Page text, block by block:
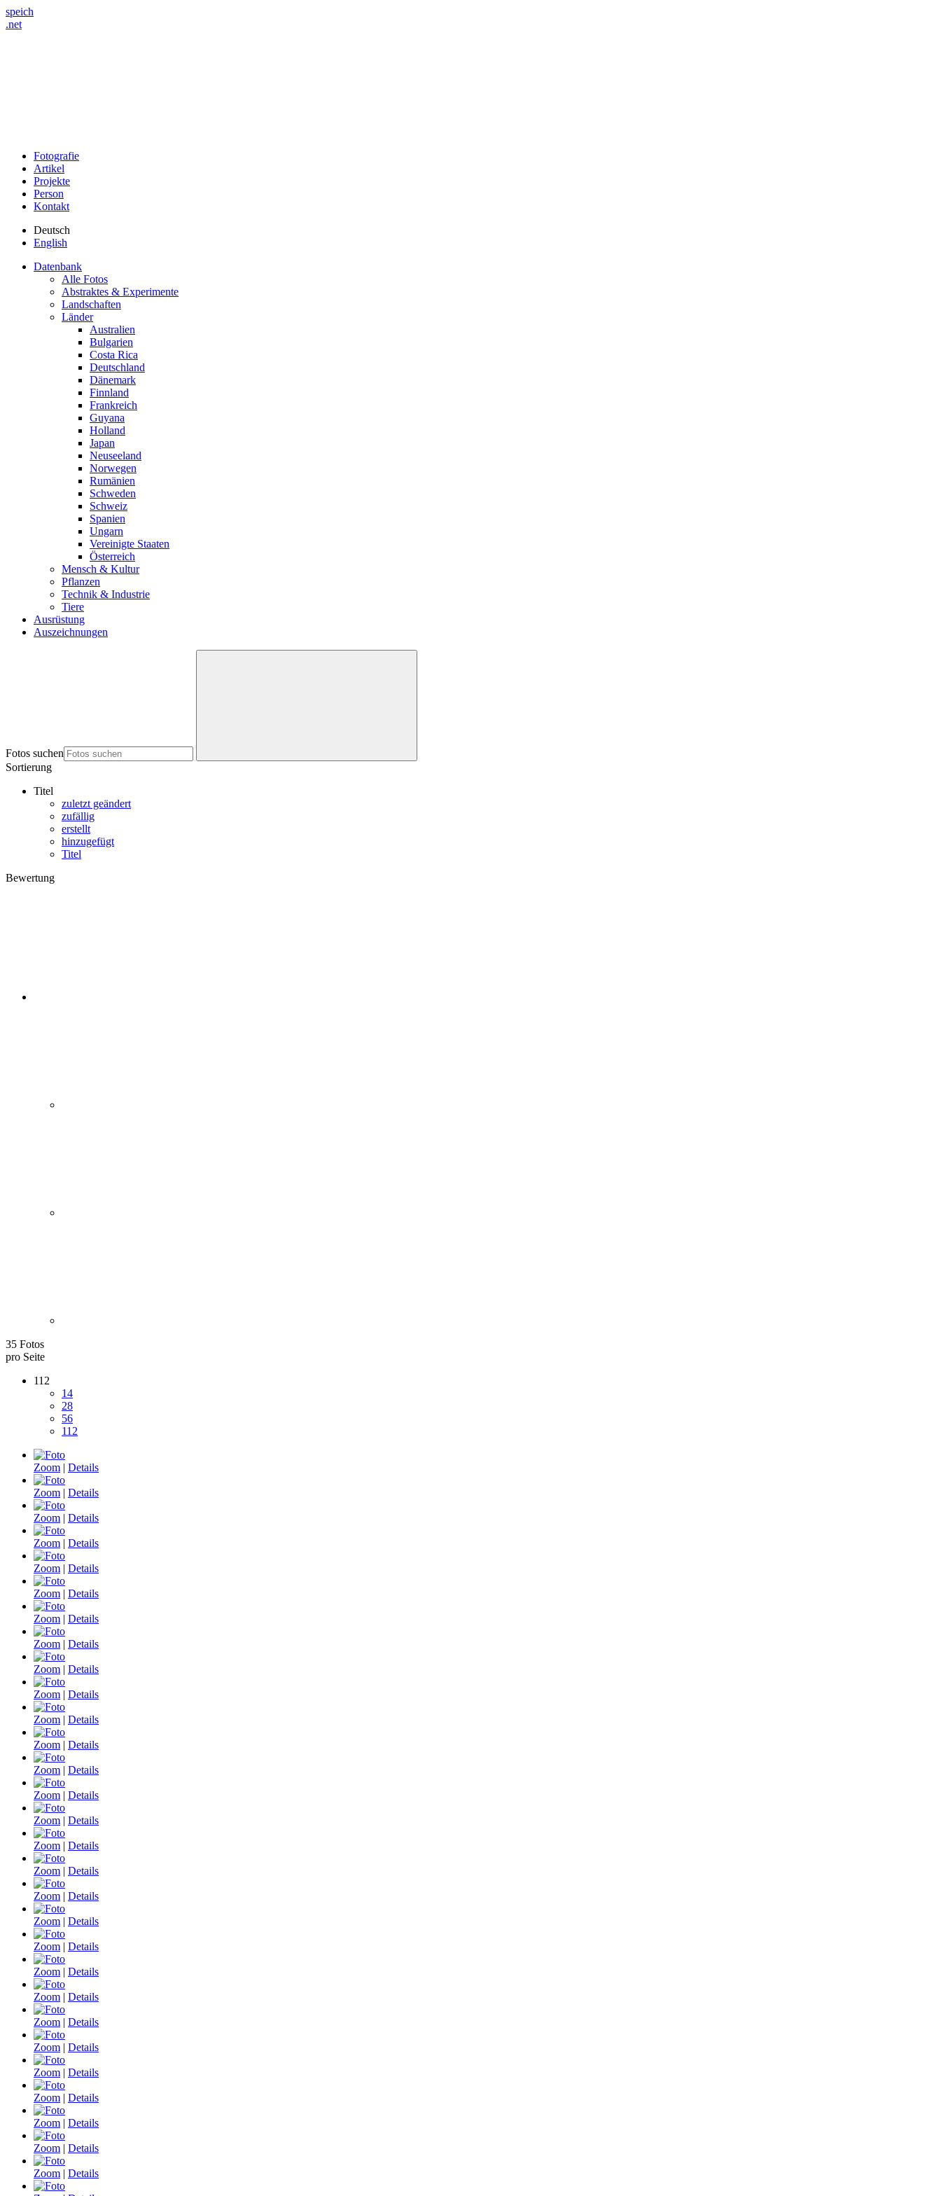
speich
.net
Fotografie
Artikel
Projekte
Person
Kontakt
Deutsch
English
Datenbank
Alle Fotos
Abstraktes & Experimente
Landschaften
Länder
Australien
Bulgarien
Costa Rica
Deutschland
Dänemark
Finnland
Frankreich
Guyana
Holland
Japan
Neuseeland
Norwegen
Rumänien
Schweden
Schweiz
Spanien
Ungarn
Vereinigte Staaten
Österreich
Mensch & Kultur
Pflanzen
Technik & Industrie
Tiere
Ausrüstung
Auszeichnungen
Fotos suchen
Sortierung
Titel
zuletzt geändert
zufällig
erstellt
hinzugefügt
Titel
Bewertung
35 Fotos
pro Seite
112
14
28
56
112
Zoom | Details
Zoom | Details
Zoom | Details
Zoom | Details
Zoom | Details
Zoom | Details
Zoom | Details
Zoom | Details
Zoom | Details
Zoom | Details
Zoom | Details
Zoom | Details
Zoom | Details
Zoom | Details
Zoom | Details
Zoom | Details
Zoom | Details
Zoom | Details
Zoom | Details
Zoom | Details
Zoom | Details
Zoom | Details
Zoom | Details
Zoom | Details
Zoom | Details
Zoom | Details
Zoom | Details
Zoom | Details
Zoom | Details